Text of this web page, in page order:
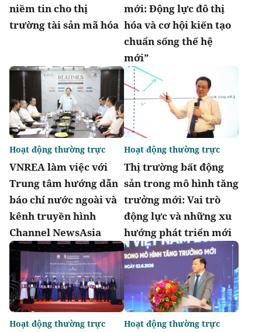
niềm tin cho thị
trường tài sản mã hóa
mới: Động lực đô thị
hóa và cơ hội kiến tạo
chuẩn sống thế hệ
mới”
VNREA làm việc với
Trung tâm hướng dẫn
báo chí nước ngoài và
kênh truyền hình
Channel NewsAsia
Hoạt động thường trực
Thị trường bất động
sản trong mô hình tăng
trưởng mới: Vai trò
động lực và những xu
hướng phát triển mới
Hoạt động thường trực
Hoạt động thường trực Hoạt động thường trực